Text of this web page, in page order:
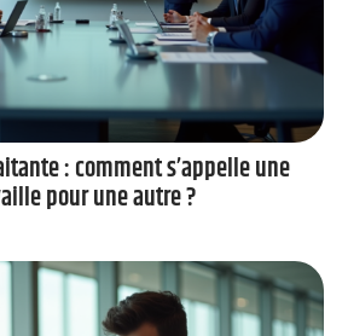
: comment s’appelle une
pour une autre ?